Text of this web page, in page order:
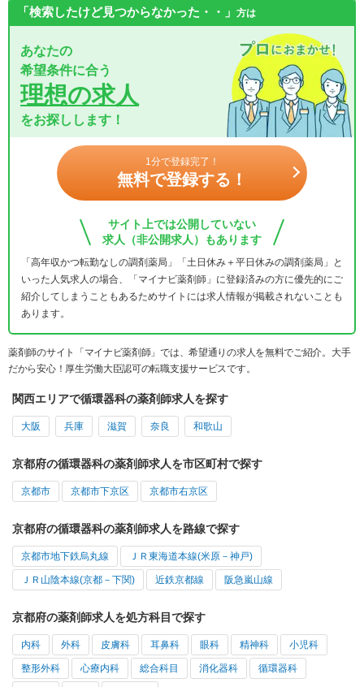
「検索したけど見つからなかった・・」 方は
あなたの
希望条件に合う
理想の求人
をお探しします！
1分で登録完了！
無料で登録する！
サイト上では公開していない
求人（非公開求人）もあります
「高年収かつ転勤なしの調剤薬局」「土日休み＋平日休みの調剤薬局」と
いった人気求人の場合、「マイナビ薬剤師」に登録済みの方に優先的にご
紹介してしまうこともあるためサイトには求人情報が掲載されないことも
あります。
薬剤師のサイト「マイナビ薬剤師」では、希望通りの求人を無料でご紹介。大手
だから安心！厚生労働大臣認可の転職支援サービスです。
関西エリアで循環器科の薬剤師求人を探す
大阪 兵庫 滋賀 奈良 和歌山
京都府の循環器科の薬剤師求人を市区町村で探す
京都市 京都市下京区 京都市右京区
京都府の循環器科の薬剤師求人を路線で探す
京都市地下鉄烏丸線 ＪＲ東海道本線(米原－神戸)
ＪＲ山陰本線(京都－下関) 近鉄京都線 阪急嵐山線
京都府の薬剤師求人を処方科目で探す
内科 外科 皮膚科 耳鼻科 眼科 精神科 小児科
整形外科 心療内科 総合科目 消化器科 循環器科